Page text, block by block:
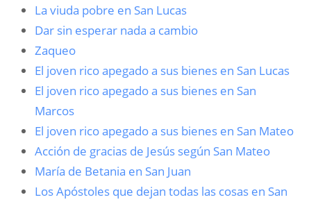
La viuda pobre en San Lucas
Dar sin esperar nada a cambio
Zaqueo
El joven rico apegado a sus bienes en San Lucas
El joven rico apegado a sus bienes en San
Marcos
El joven rico apegado a sus bienes en San Mateo
Acción de gracias de Jesús según San Mateo
María de Betania en San Juan
Los Apóstoles que dejan todas las cosas en San